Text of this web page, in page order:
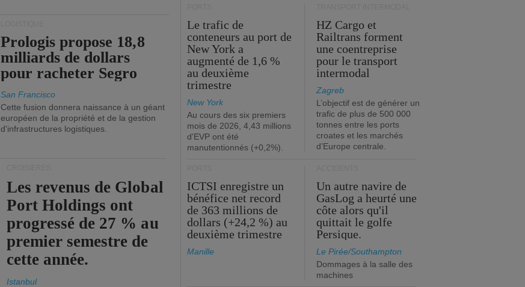
Prologis propose 18,8
milliards de dollars
pour racheter Segro
San Francisco
Cette fusion donnera naissance à un géant
européen de la propriété et de la gestion
d'infrastructures logistiques.
Les revenus de Global
Port Holdings ont
progressé de 27 % au
premier semestre de
cette année.
Istanbul
Le trafic de
conteneurs au port de
New York a
augmenté de 1,6 %
au deuxième
trimestre
New York
Au cours des six premiers
mois de 2026, 4,43 millions
d'EVP ont été
manutentionnés (+0,2%).
HZ Cargo et
Railtrans forment
une coentreprise
pour le transport
intermodal
Zagreb
L’objectif est de générer un
trafic de plus de 500 000
tonnes entre les ports
croates et les marchés
d’Europe centrale.
ICTSI enregistre un
bénéfice net record
de 363 millions de
dollars (+24,2 %) au
deuxième trimestre
Manille
Un autre navire de
GasLog a heurté une
côte alors qu'il
quittait le golfe
Persique.
Le Pirée/Southampton
Dommages à la salle des
machines